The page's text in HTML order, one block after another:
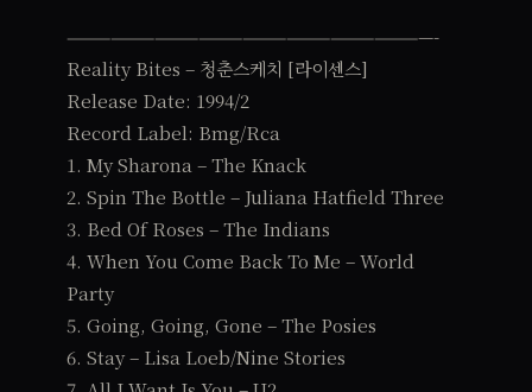
—————————————————————————-
Reality Bites – 청춘스케치 [라이센스]
Release Date: 1994/2
Record Label: Bmg/Rca
1. My Sharona – The Knack
2. Spin The Bottle – Juliana Hatfield Three
3. Bed Of Roses – The Indians
4. When You Come Back To Me – World
Party
5. Going, Going, Gone – The Posies
6. Stay – Lisa Loeb/Nine Stories